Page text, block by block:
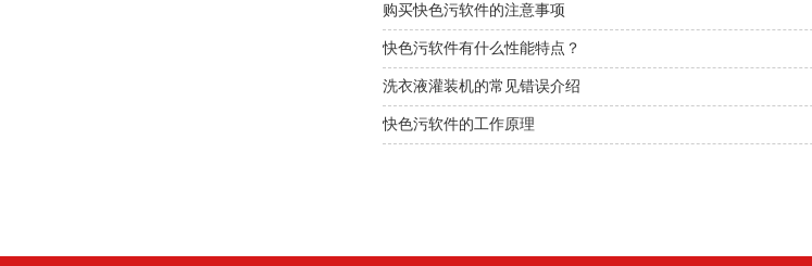
购买快色污软件的注意事项
快色污软件有什么性能特点？
洗衣液灌装机的常见错误介绍
快色污软件的工作原理